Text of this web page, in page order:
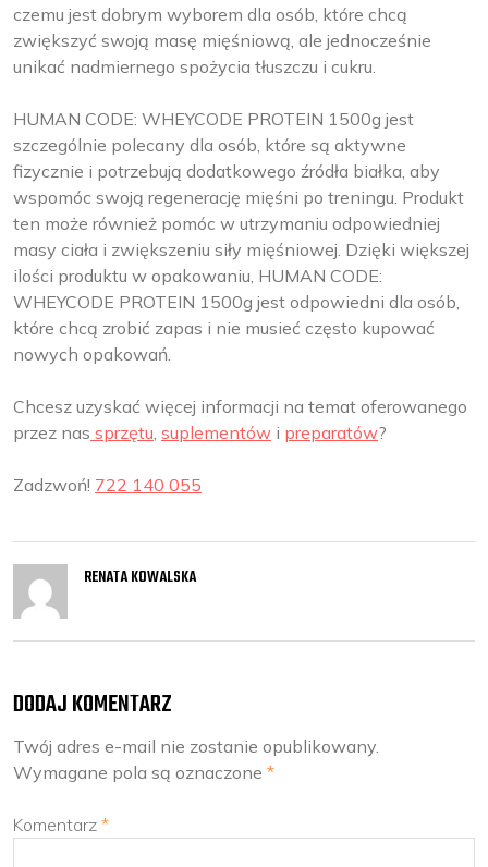
czemu jest dobrym wyborem dla osób, które chcą
zwiększyć swoją masę mięśniową, ale jednocześnie
unikać nadmiernego spożycia tłuszczu i cukru.
HUMAN CODE: WHEYCODE PROTEIN 1500g jest
szczególnie polecany dla osób, które są aktywne
fizycznie i potrzebują dodatkowego źródła białka, aby
wspomóc swoją regenerację mięśni po treningu. Produkt
ten może również pomóc w utrzymaniu odpowiedniej
masy ciała i zwiększeniu siły mięśniowej. Dzięki większej
ilości produktu w opakowaniu, HUMAN CODE:
WHEYCODE PROTEIN 1500g jest odpowiedni dla osób,
które chcą zrobić zapas i nie musieć często kupować
nowych opakowań.
Chcesz uzyskać więcej informacji na temat oferowanego
przez nas sprzętu, suplementów i preparatów?
Zadzwoń! 722 140 055
RENATA KOWALSKA
DODAJ KOMENTARZ
Twój adres e-mail nie zostanie opublikowany.
Wymagane pola są oznaczone *
Komentarz *